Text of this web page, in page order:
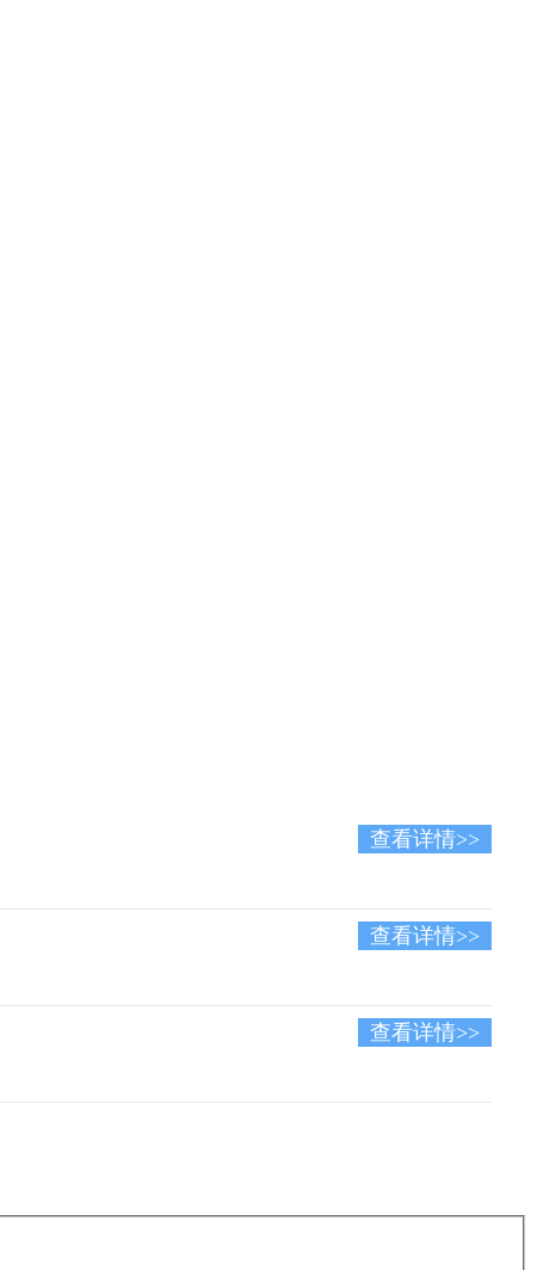
查看详情>>
查看详情>>
查看详情>>